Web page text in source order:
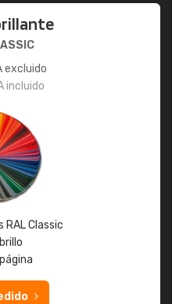
excluido
incluido
RAL Classic